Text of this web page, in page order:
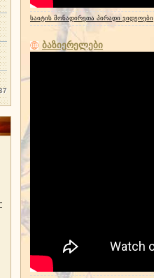
საიტის მონადირეთა პირადი ვიდეოები
ბაზიერელები